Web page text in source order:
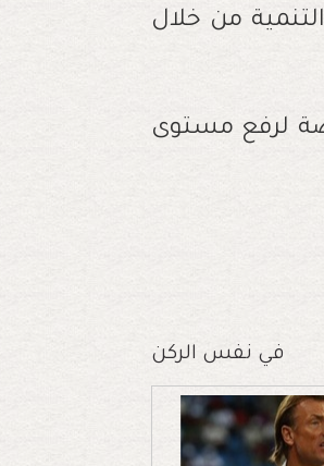
من خلال
لرفع مستوى
في نفس الركن